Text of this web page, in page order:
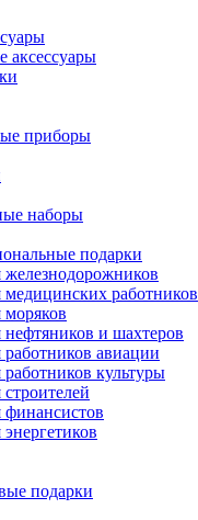
аксессуары
приборы
наборы
подарки
железнодорожников
медицинских работников
моряков
нефтяников и шахтеров
работников авиации
работников культуры
строителей
финансистов
подарки